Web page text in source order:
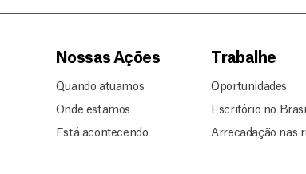
Nossas Ações
Quando atuamos
Onde estamos
Está acontecendo
Trabalhe
Oportunidades
Escritório no Brasil
Arrecadação nas